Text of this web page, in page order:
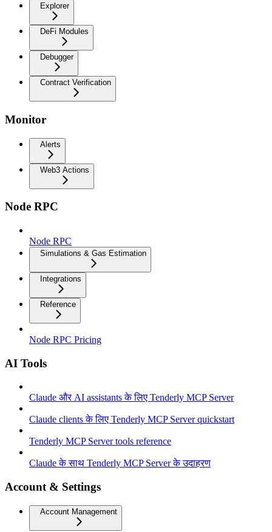
Explorer
DeFi Modules
Debugger
Contract Verification
Monitor
Alerts
Web3 Actions
Node RPC
Node RPC
Simulations & Gas Estimation
Integrations
Reference
Node RPC Pricing
AI Tools
Claude और AI assistants के लिए Tenderly MCP Server
Claude clients के लिए Tenderly MCP Server quickstart
Tenderly MCP Server tools reference
Claude के साथ Tenderly MCP Server के उदाहरण
Account & Settings
Account Management